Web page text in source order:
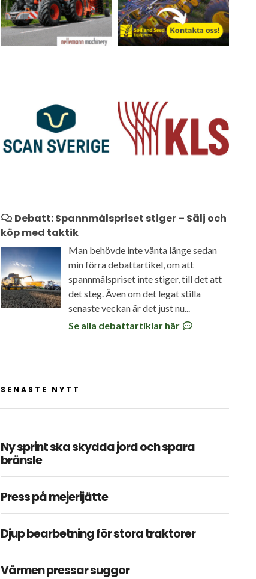
Debatt: Spannmålspriset stiger – Sälj och
köp med taktik
Man behövde inte vänta länge sedan
min förra debattartikel, om att
spannmålspriset inte stiger, till det att
det steg. Även om det legat stilla
senaste veckan är det just nu...
Se alla debattartiklar här
SENASTE NYTT
Ny sprint ska skydda jord och spara
bränsle
Press på mejerijätte
Djup bearbetning för stora traktorer
Värmen pressar suggor